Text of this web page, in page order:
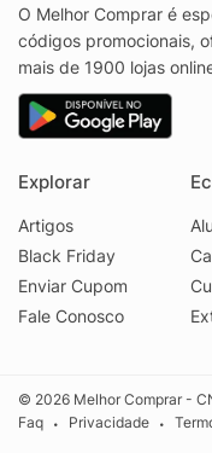
O Melhor Comprar é
códigos promocionais,
mais de 1900 lojas
Explorar
Artigos
Black Friday
Enviar Cupom
Fale Conosco
© 2026 Melhor Comprar -
Faq
• Privacidade •